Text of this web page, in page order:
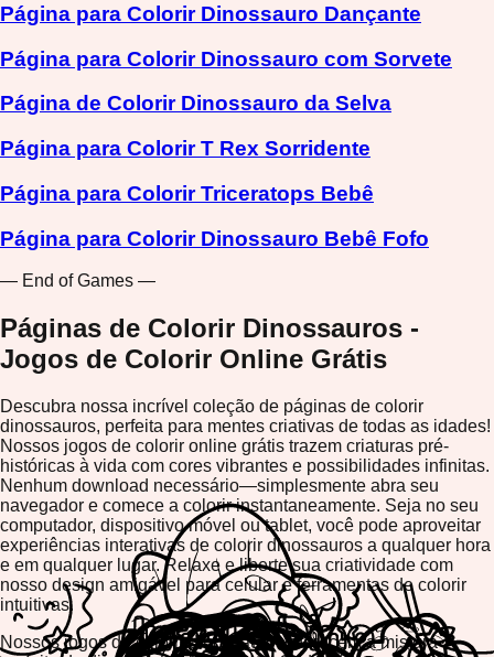
Página para Colorir Dinossauro Dançante
Página para Colorir Dinossauro com Sorvete
Página de Colorir Dinossauro da Selva
Página para Colorir T Rex Sorridente
Página para Colorir Triceratops Bebê
Página para Colorir Dinossauro Bebê Fofo
— End of Games —
Páginas de Colorir Dinossauros -
Jogos de Colorir Online Grátis
Descubra nossa incrível coleção de páginas de colorir
dinossauros, perfeita para mentes criativas de todas as idades!
Nossos jogos de colorir online grátis trazem criaturas pré-
históricas à vida com cores vibrantes e possibilidades infinitas.
Nenhum download necessário—simplesmente abra seu
navegador e comece a colorir instantaneamente. Seja no seu
computador, dispositivo móvel ou tablet, você pode aproveitar
experiências interativas de colorir dinossauros a qualquer hora
e em qualquer lugar. Relaxe e liberte sua criatividade com
nosso design amigável para celular e ferramentas de colorir
intuitivas.
Nossos jogos de colorir dinossauros oferecem a mistura